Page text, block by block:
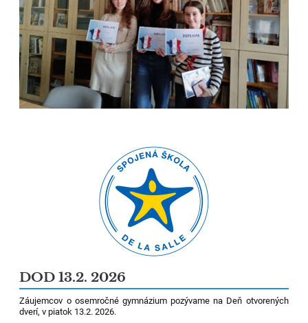
DOD 13.2. 2026
Záujemcov o osemročné gymnázium pozývame na Deň otvorených
dverí, v piatok 13.2. 2026.